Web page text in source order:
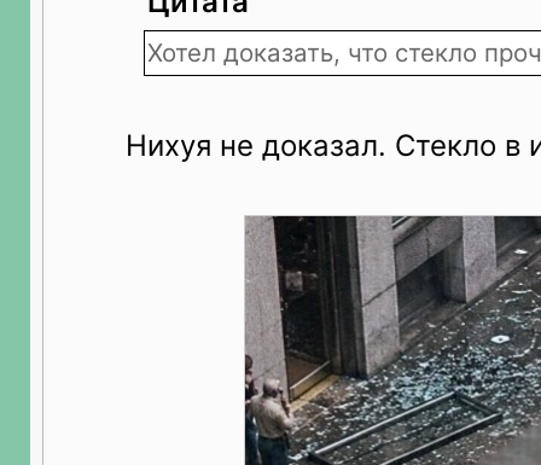
Хотел доказать, что стекло
Нихуя не доказал. Стекло в